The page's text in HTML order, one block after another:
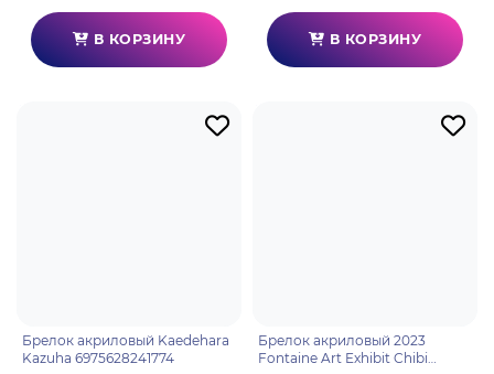
В КОРЗИНУ В КОРЗИНУ
Брелок акриловый Kaedehara
Kazuha 6975628241774
Брелок акриловый 2023
Fontaine Art Exhibit Chibi